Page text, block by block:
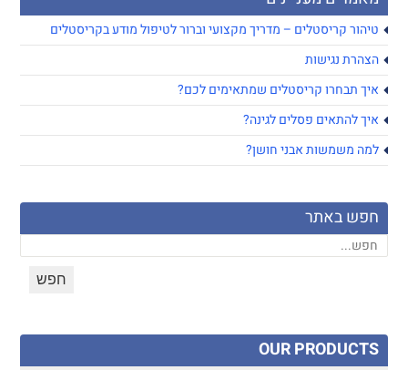
טיהור קריסטלים – מדריך מקצועי וברור לטיפול מודע בקריסטלים
הצהרת נגישות
איך תבחרו קריסטלים שמתאימים לכם?
איך להתאים פסלים לגינה?
למה משמשות אבני חושן?
חפש באתר
OUR PRODUCTS